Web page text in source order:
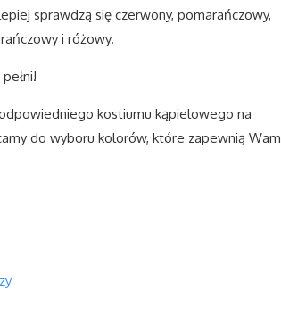
sprawdzą się czerwony, pomarańczowy,
i różowy.
kostiumu kąpielowego na
do wyboru kolorów, które zapewnią Wam